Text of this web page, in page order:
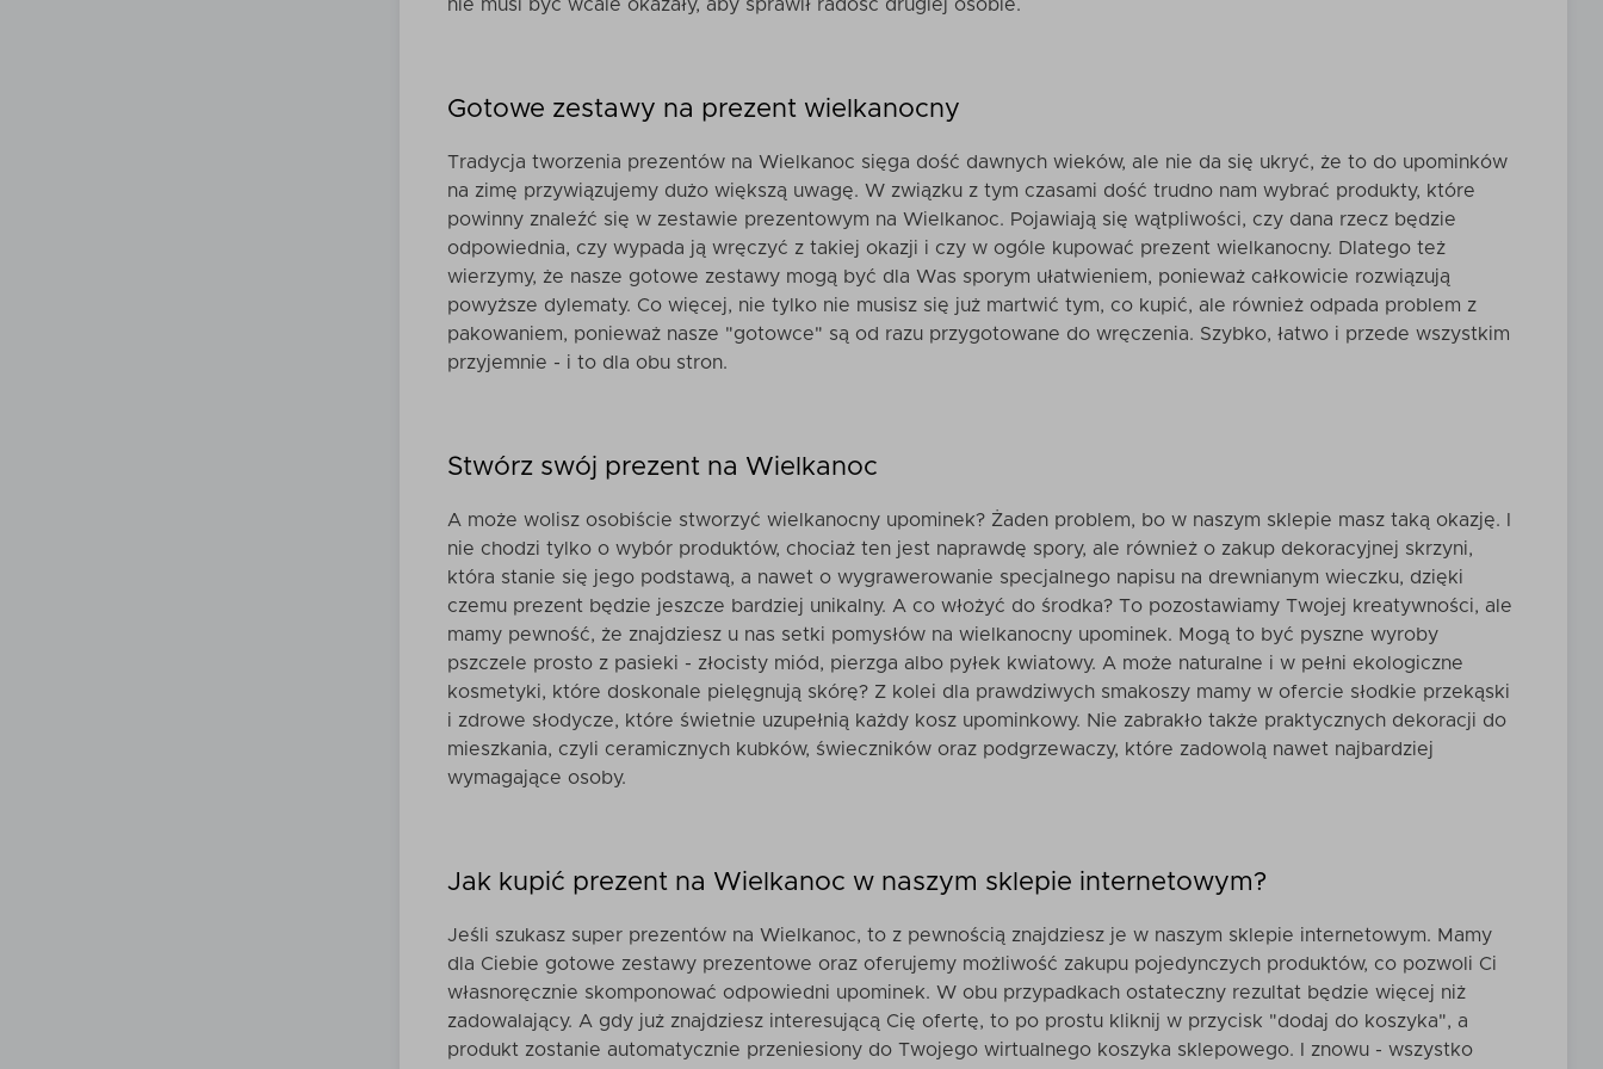
nie musi być wcale okazały, aby sprawił radość drugiej osobie.
Gotowe zestawy na prezent wielkanocny
Tradycja tworzenia prezentów na Wielkanoc sięga dość dawnych wieków, ale nie da się ukryć, że to do upominków
na zimę przywiązujemy dużo większą uwagę. W związku z tym czasami dość trudno nam wybrać produkty, które
powinny znaleźć się w zestawie prezentowym na Wielkanoc. Pojawiają się wątpliwości, czy dana rzecz będzie
odpowiednia, czy wypada ją wręczyć z takiej okazji i czy w ogóle kupować prezent wielkanocny. Dlatego też
wierzymy, że nasze gotowe zestawy mogą być dla Was sporym ułatwieniem, ponieważ całkowicie rozwiązują
powyższe dylematy. Co więcej, nie tylko nie musisz się już martwić tym, co kupić, ale również odpada problem z
pakowaniem, ponieważ nasze "gotowce" są od razu przygotowane do wręczenia. Szybko, łatwo i przede wszystkim
przyjemnie - i to dla obu stron.
Stwórz swój prezent na Wielkanoc
A może wolisz osobiście stworzyć wielkanocny upominek? Żaden problem, bo w naszym sklepie masz taką okazję. I
nie chodzi tylko o wybór produktów, chociaż ten jest naprawdę spory, ale również o zakup dekoracyjnej skrzyni,
która stanie się jego podstawą, a nawet o wygrawerowanie specjalnego napisu na drewnianym wieczku, dzięki
czemu prezent będzie jeszcze bardziej unikalny. A co włożyć do środka? To pozostawiamy Twojej kreatywności, ale
mamy pewność, że znajdziesz u nas setki pomysłów na wielkanocny upominek. Mogą to być pyszne wyroby
pszczele prosto z pasieki - złocisty miód, pierzga albo pyłek kwiatowy. A może naturalne i w pełni ekologiczne
kosmetyki, które doskonale pielęgnują skórę? Z kolei dla prawdziwych smakoszy mamy w ofercie słodkie przekąski
i zdrowe słodycze, które świetnie uzupełnią każdy kosz upominkowy. Nie zabrakło także praktycznych dekoracji do
mieszkania, czyli ceramicznych kubków, świeczników oraz podgrzewaczy, które zadowolą nawet najbardziej
wymagające osoby.
Jak kupić prezent na Wielkanoc w naszym sklepie internetowym?
Jeśli szukasz super prezentów na Wielkanoc, to z pewnością znajdziesz je w naszym sklepie internetowym. Mamy
dla Ciebie gotowe zestawy prezentowe oraz oferujemy możliwość zakupu pojedynczych produktów, co pozwoli Ci
własnoręcznie skomponować odpowiedni upominek. W obu przypadkach ostateczny rezultat będzie więcej niż
zadowalający. A gdy już znajdziesz interesującą Cię ofertę, to po prostu kliknij w przycisk "dodaj do koszyka", a
produkt zostanie automatycznie przeniesiony do Twojego wirtualnego koszyka sklepowego. I znowu - wszystko